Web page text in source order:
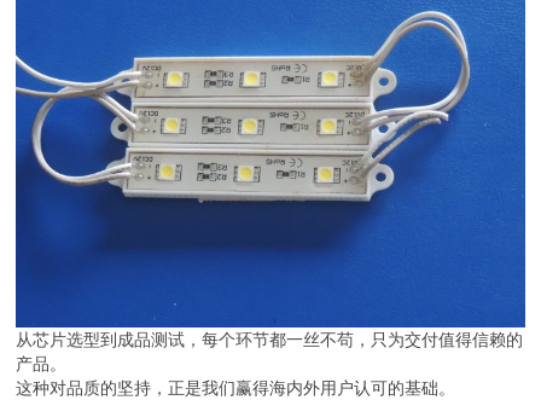
从芯片选型到成品测试，每个环节都一丝不苟，只为交付值得信赖的
产品。
这种对品质的坚持，正是我们赢得海内外用户认可的基础。